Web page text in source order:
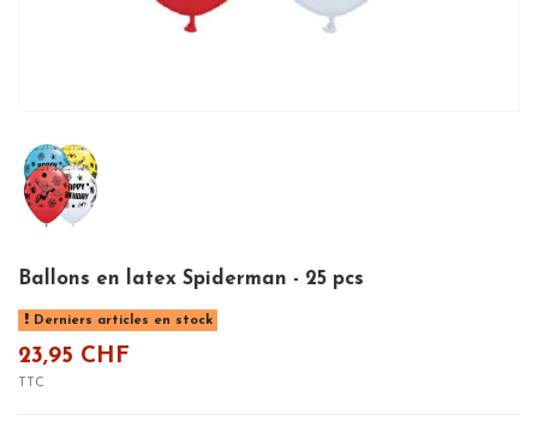
Ballons en latex Spiderman - 25 pcs
Derniers articles en stock
23,95 CHF
TTC